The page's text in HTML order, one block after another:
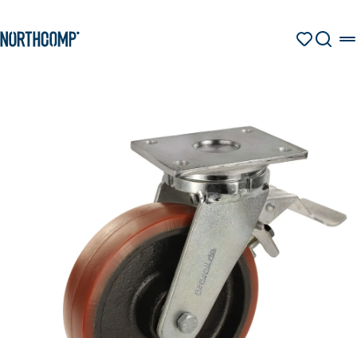
Zur Navigation springen
SUCHE
Sprache auswählen
DE